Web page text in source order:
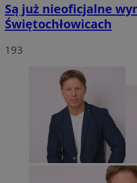
Są już nieoficjalne
Świętochłowicach
193